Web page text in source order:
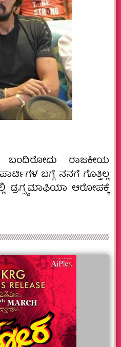
ರಾಜಕೀಯ
ಬಗ್ಗೆ ನನಗೆ ಗೊತ್ತಿಲ್ಲ
ಡ್ರಗ್ಸ್ವಮಾಫಿಯಾ ಆರೋಪಕ್ಕೆ